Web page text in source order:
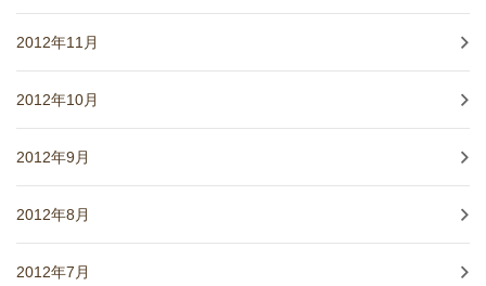
2012年11月
2012年10月
2012年9月
2012年8月
2012年7月